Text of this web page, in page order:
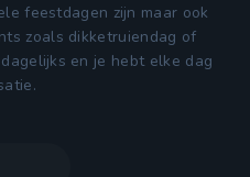
feestdagen zijn maar ook
zoals dikketruiendag of
en je hebt elke dag